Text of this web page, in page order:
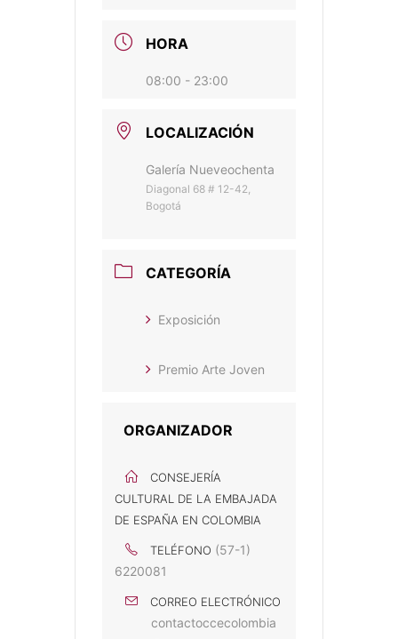
HORA
08:00 - 23:00
LOCALIZACIÓN
Galería Nueveochenta
Diagonal 68 # 12-42,
Bogotá
CATEGORÍA
Exposición
Premio Arte Joven
ORGANIZADOR
CONSEJERÍA
CULTURAL DE LA EMBAJADA
DE ESPAÑA EN COLOMBIA
TELÉFONO (57-1)
6220081
CORREO ELECTRÓNICO
contactoccecolombia